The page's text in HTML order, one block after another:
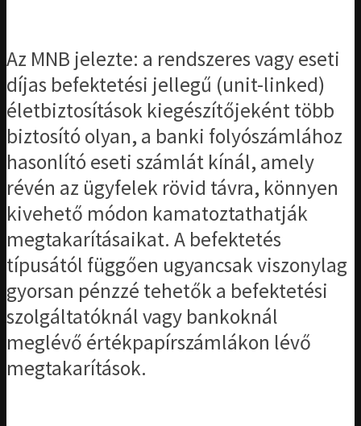
Az MNB jelezte: a rendszeres vagy eseti
díjas befektetési jellegű (unit-linked)
életbiztosítások kiegészítőjeként több
biztosító olyan, a banki folyószámlához
hasonlító eseti számlát kínál, amely
révén az ügyfelek rövid távra, könnyen
kivehető módon kamatoztathatják
megtakarításaikat. A befektetés
típusától függően ugyancsak viszonylag
gyorsan pénzzé tehetők a befektetési
szolgáltatóknál vagy bankoknál
meglévő értékpapírszámlákon lévő
megtakarítások.